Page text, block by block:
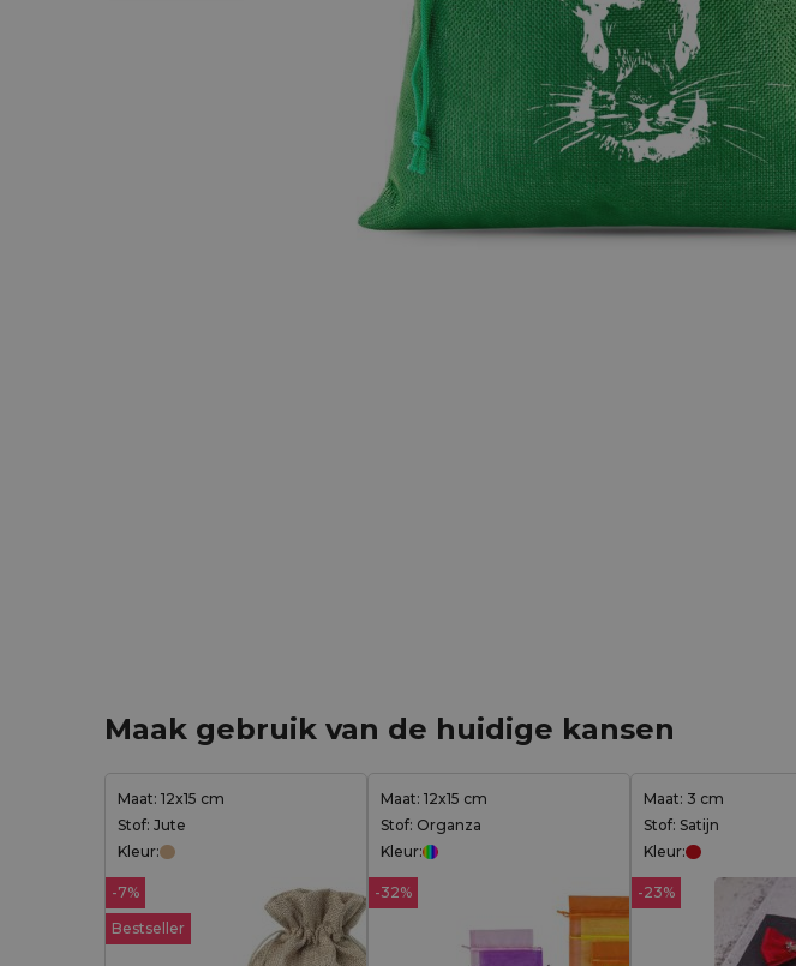
Maak gebruik van de huidige kansen
Maat: 12x15 cm
Stof: Jute
Kleur:
Bestseller
-7%
Maat: 12x15 cm
Stof: Organza
Kleur:
-32%
Maat: 3 cm
Stof: Satijn
Kleur:
-23%